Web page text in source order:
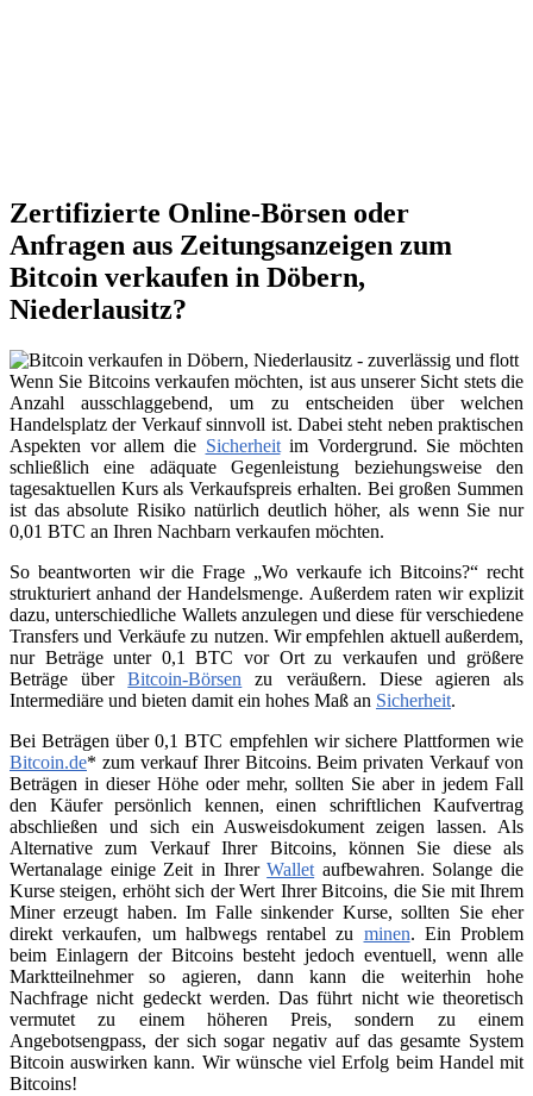
Zertifizierte Online-Börsen oder
Anfragen aus Zeitungsanzeigen zum
Bitcoin verkaufen in Döbern,
Niederlausitz?
Wenn Sie Bitcoins verkaufen möchten, ist aus unserer Sicht stets die
Anzahl ausschlaggebend, um zu entscheiden über welchen
Handelsplatz der Verkauf sinnvoll ist. Dabei steht neben praktischen
Aspekten vor allem die Sicherheitim Vordergrund. Sie möchten
schließlich eine adäquate Gegenleistung beziehungsweise den
tagesaktuellen Kurs als Verkaufspreis erhalten. Bei großen Summen
ist das absolute Risiko natürlich deutlich höher, als wenn Sie nur
0,01 BTC an Ihren Nachbarn verkaufen möchten.
So beantworten wir die Frage „Wo verkaufe ich Bitcoins?“ recht
strukturiert anhand der Handelsmenge. Außerdem raten wir explizit
dazu, unterschiedliche Wallets anzulegen und diese für verschiedene
Transfers und Verkäufe zu nutzen. Wir empfehlen aktuell außerdem,
nur Beträge unter 0,1 BTC vor Ort zu verkaufen und größere
Beträge überBitcoin-Börsen zu veräußern. Diese agieren als
Intermediäre und bieten damit ein hohes Maß an Sicherheit.
Bei Beträgen über 0,1 BTC empfehlen wir sichere Plattformen wie
Bitcoin.de* zum verkauf Ihrer Bitcoins. Beim privaten Verkauf von
Beträgen in dieser Höhe oder mehr, sollten Sie aber in jedem Fall
den Käufer persönlich kennen, einen schriftlichen Kaufvertrag
abschließen und sich ein Ausweisdokument zeigen lassen. Als
Alternative zum Verkauf Ihrer Bitcoins, können Sie diese als
Wertanalage einige Zeit in IhrerWallet aufbewahren. Solange die
Kurse steigen, erhöht sich der Wert Ihrer Bitcoins, die Sie mit Ihrem
Miner erzeugt haben. Im Falle sinkender Kurse, sollten Sie eher
direkt verkaufen, um halbwegs rentabel zu minen. Ein Problem
beim Einlagern der Bitcoins besteht jedoch eventuell, wenn alle
Marktteilnehmer so agieren, dann kann die weiterhin hohe
Nachfrage nicht gedeckt werden. Das führt nicht wie theoretisch
vermutet zu einem höheren Preis, sondern zu einem
Angebotsengpass, der sich sogar negativ auf das gesamte System
Bitcoin auswirken kann. Wir wünsche viel Erfolg beim Handel mit
Bitcoins!